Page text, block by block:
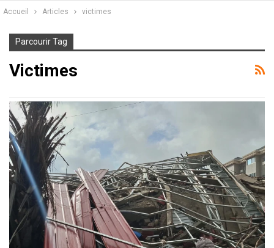
Accueil Articles victimes
Parcourir Tag
Victimes